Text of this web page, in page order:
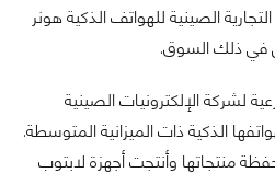
الصينية للهواتف الذكية هونر
لشركة الإلكترونيات الصينية
الذكية ذات الميزانية المتوسطة.
منتجاتها وأنتجت أجهزة لابتوب